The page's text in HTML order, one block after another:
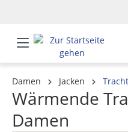
Damen Jacken
Wärmende
Damen